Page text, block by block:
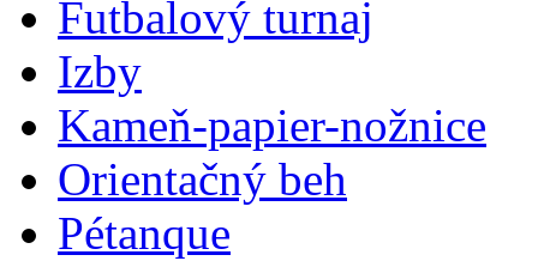
Futbalový turnaj
Izby
Kameň-papier-nožnice
Orientačný beh
Pétanque